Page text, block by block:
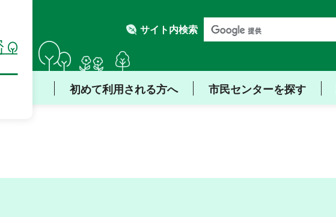
サイト内検索
初めて利用される方へ 市民センターを探す